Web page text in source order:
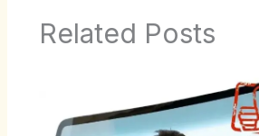
Related Posts